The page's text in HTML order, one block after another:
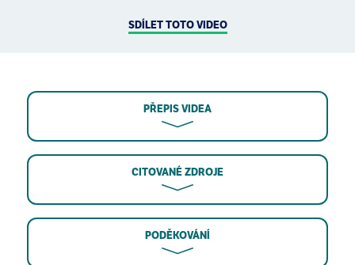
SDÍLET TOTO VIDEO
PŘEPIS VIDEA
CITOVANÉ ZDROJE
PODĚKOVÁNÍ